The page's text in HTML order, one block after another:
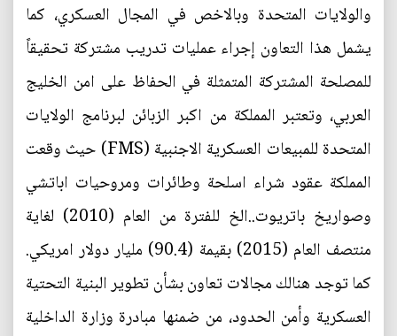
والولايات المتحدة وبالاخص في المجال العسكري، كما
يشمل هذا التعاون إجراء عمليات تدريب مشتركة تحقيقاً
للمصلحة المشتركة المتمثلة في الحفاظ على امن الخليج
العربي، وتعتبر المملكة من اكبر الزبائن لبرنامج الولايات
المتحدة للمبيعات العسكرية الاجنبية (FMS) حيث وقعت
المملكة عقود شراء اسلحة وطائرات ومروحيات اباتشي
وصواريخ باتريوت..الخ للفترة من العام (2010) لغاية
منتصف العام (2015) بقيمة (90.4) مليار دولار امريكي.
كما توجد هنالك مجالات تعاون بشأن تطوير البنية التحتية
العسكرية وأمن الحدود، من ضمنها مبادرة وزارة الداخلية